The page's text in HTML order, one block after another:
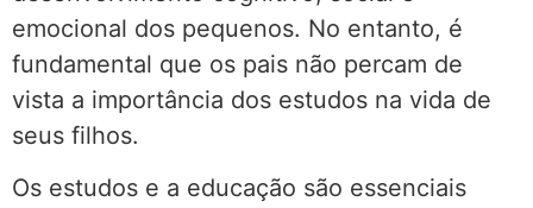
emocional dos pequenos. No entanto, é
fundamental que os pais não percam de
vista a importância dos estudos na vida de
seus filhos.
Os estudos e a educação são essenciais